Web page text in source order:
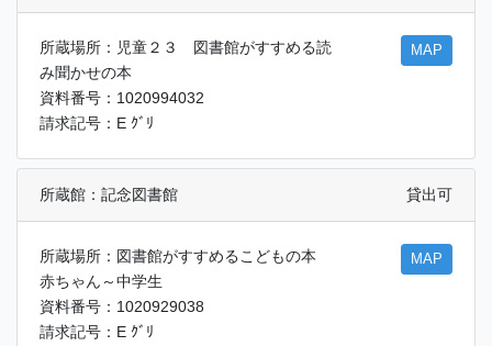
所蔵場所：児童２３ 図書館がすすめる読
み聞かせの本
資料番号：1020994032
請求記号：E ｸﾞﾘ
MAP
所蔵館：記念図書館 貸出可
所蔵場所：図書館がすすめるこどもの本
赤ちゃん～中学生
資料番号：1020929038
請求記号：E ｸﾞﾘ
MAP